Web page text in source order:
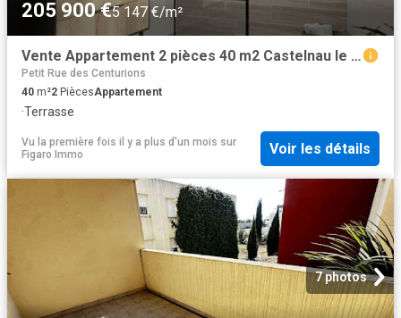
205 900 €5 147 €/m²
Vente Appartement 2 pièces 40 m2 Castelnau le Lez
Petit Rue des Centurions
40 m²2 PiècesAppartement
·Terrasse
Vu la première fois il y a plus d'un mois sur
Figaro Immo
Voir les détails
7 photos